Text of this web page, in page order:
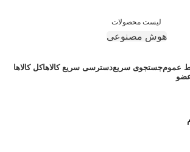
لیست محصولات
هوش مصنوعی
عمومجستجوی سریعدسترسی سریع کالاهاکل کالاها